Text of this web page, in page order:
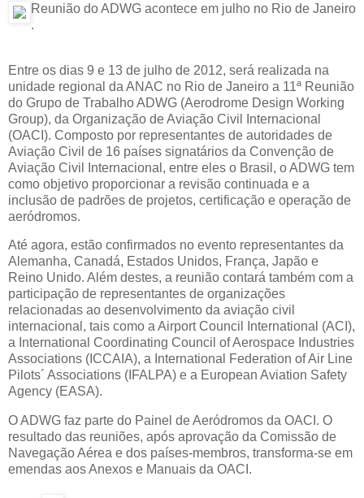
Reunião do ADWG acontece em julho no Rio de Janeiro
.
Entre os dias 9 e 13 de julho de 2012, será realizada na
unidade regional da ANAC no Rio de Janeiro a 11ª Reunião
do Grupo de Trabalho ADWG (Aerodrome Design Working
Group), da Organização de Aviação Civil Internacional
(OACI). Composto por representantes de autoridades de
Aviação Civil de 16 países signatários da Convenção de
Aviação Civil Internacional, entre eles o Brasil, o ADWG tem
como objetivo proporcionar a revisão continuada e a
inclusão de padrões de projetos, certificação e operação de
aeródromos.
Até agora, estão confirmados no evento representantes da
Alemanha, Canadá, Estados Unidos, França, Japão e
Reino Unido. Além destes, a reunião contará também com a
participação de representantes de organizações
relacionadas ao desenvolvimento da aviação civil
internacional, tais como a Airport Council International (ACI),
a International Coordinating Council of Aerospace Industries
Associations (ICCAIA), a International Federation of Air Line
Pilots´ Associations (IFALPA) e a European Aviation Safety
Agency (EASA).
O ADWG faz parte do Painel de Aeródromos da OACI. O
resultado das reuniões, após aprovação da Comissão de
Navegação Aérea e dos países-membros, transforma-se em
emendas aos Anexos e Manuais da OACI.